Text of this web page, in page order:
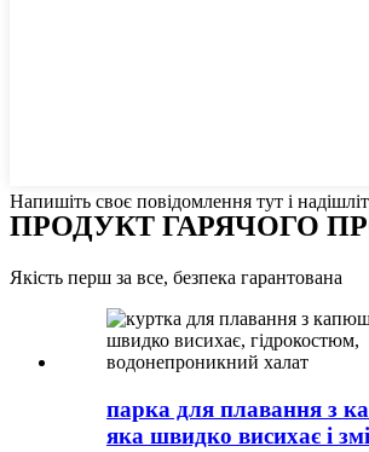
Напишіть своє повідомлення тут і
ПРОДУКТ ГАРЯЧОГО
Якість перш за все, безпека гарантована
парка для плавання з
яка швидко висихає і